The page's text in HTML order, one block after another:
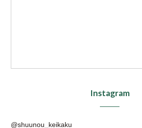
Instagram
@shuunou_keikaku